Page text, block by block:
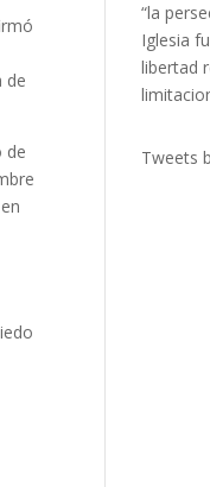
de
de
“la
Iglesia
libertad
Tweets